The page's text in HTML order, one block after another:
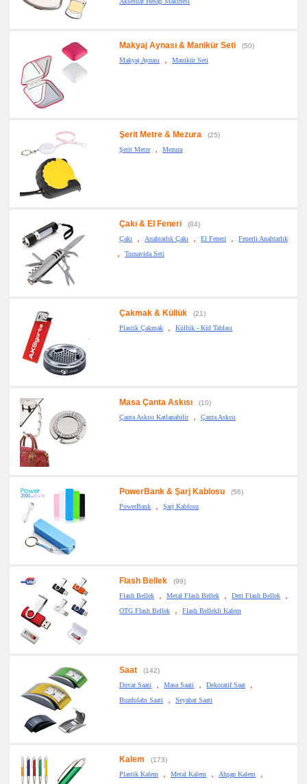
Makyaj Aynası & Manikür Seti
(50)
Makyaj Aynası
Manikür Seti
Şerit Metre & Mezura
(25)
Şerit Metre
Mezura
Çakı & El Feneri
(84)
Çakı
Anahtarlık Çakı El Feneri Fenerli Anahtarlık
Tornavida Seti
Çakmak & Küllük
(21)
Plastik Çakmak
Küllük - Kül Tablası
Masa Çanta Askısı
(10)
Çanta Askısı Katlanabilir
Çanta Askısı
PowerBank & Şarj Kablosu
(56)
PowerBank
Şarj Kablosu
Flash Bellek
(99)
Flash Bellek
Metal Flash Bellek Deri Flash Bellek
OTG Flash Bellek Flash Bellekli Kalem
Saat
(142)
Duvar Saati
Masa Saati Dekoratif Saat
Buzdolabı Saati Seyahat Saati
Kalem
(173)
Plastik Kalem
Metal Kalem Ahşap Kalem